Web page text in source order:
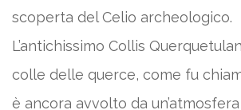
scoperta del Celio archeologico.
L’antichissimo Collis
colle delle querce, come fu
è ancora avvolto da